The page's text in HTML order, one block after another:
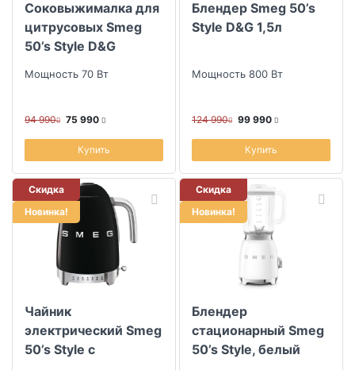
Скидка
Соковыжималка для
цитрусовых Smeg
50’s Style D&G
Мощность 70 Вт
94 990 75 990
Купить
Блендер Smeg 50’s
Style D&G 1,5л
Мощность 800 Вт
124 990 99 990
Купить
Скидка
Новинка!
Чайник
электрический Smeg
50’s Style с
Скидка
Новинка!
Блендер
стационарный Smeg
50’s Style, белый